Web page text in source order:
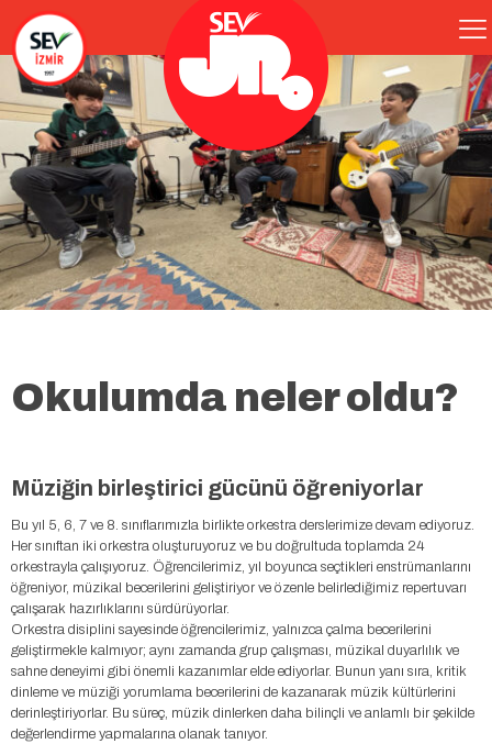
Okulumda neler oldu?
Müziğin birleştirici gücünü öğreniyorlar
Bu yıl 5, 6, 7 ve 8. sınıflarımızla birlikte orkestra derslerimize devam ediyoruz.
Her sınıftan iki orkestra oluşturuyoruz ve bu doğrultuda toplamda 24
orkestrayla çalışıyoruz. Öğrencilerimiz, yıl boyunca seçtikleri enstrümanlarını
öğreniyor, müzikal becerilerini geliştiriyor ve özenle belirlediğimiz repertuvarı
çalışarak hazırlıklarını sürdürüyorlar.
Orkestra disiplini sayesinde öğrencilerimiz, yalnızca çalma becerilerini
geliştirmekle kalmıyor; aynı zamanda grup çalışması, müzikal duyarlılık ve
sahne deneyimi gibi önemli kazanımlar elde ediyorlar. Bunun yanı sıra, kritik
dinleme ve müziği yorumlama becerilerini de kazanarak müzik kültürlerini
derinleştiriyorlar. Bu süreç, müzik dinlerken daha bilinçli ve anlamlı bir şekilde
değerlendirme yapmalarına olanak tanıyor.